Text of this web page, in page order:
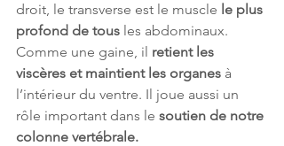
droit, le transverse est le muscle le plus
profond de tous les abdominaux.
Comme une gaine, il retient les
viscères et maintient les organes à
l’intérieur du ventre. Il joue aussi un
rôle important dans le soutien de notre
colonne vertébrale.